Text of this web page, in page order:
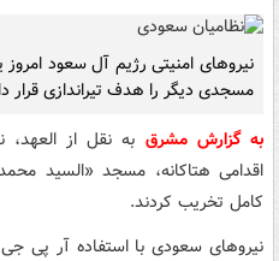
نیروهای امنیتی رژیم آل سعود
مسجدی دیگر را هدف تیراندازی قرار
به گزارش مشرق به نقل از
اقدامی هتاکانه، مسجد «السید
کامل تخریب کردند.
نیروهای سعودی با استفاده آر پی جی